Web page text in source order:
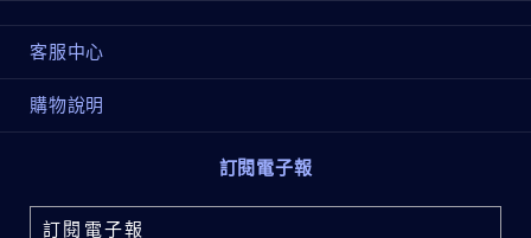
客服中心
購物說明
訂閱電子報